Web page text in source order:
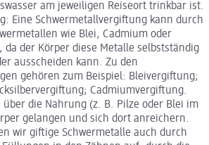
am jeweiligen Reiseort trinkbar ist.
Eine Schwermetallvergiftung kann durch
wie Blei, Cadmium oder
da der Körper diese Metalle selbstständig
ausscheiden kann. Zu den
gehören zum Beispiel: Bleivergiftung;
Cadmiumvergiftung.
über die Nahrung (z. B. Pilze oder Blei im
gelangen und sich dort anreichern.
wir giftige Schwermetalle auch durch